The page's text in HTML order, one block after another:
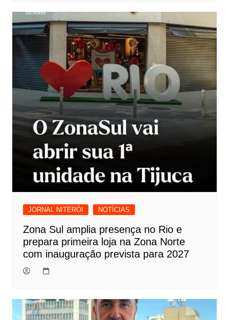
JORNAL NITERÓI NOTÍCIAS
Zona Sul amplia presença no Rio e
prepara primeira loja na Zona Norte
com inauguração prevista para 2027